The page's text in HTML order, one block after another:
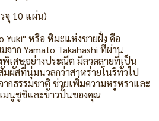
จุ 10 แผ่น)
Yuki" หรือ หิมะแห่งชายฝั่ง คือ
าก Yamato Takahashi ที่ผ่าน
พิเศษอย่างประณีต มีลวดลายที่เป็น
ผัสที่นุ่มนวลกว่าสาหร่ายโนริทั่วไป
กธรรมชาติ ช่วยเพิ่มความหรูหราและ
มนูซูชิและข้าวปั้นของคุณ